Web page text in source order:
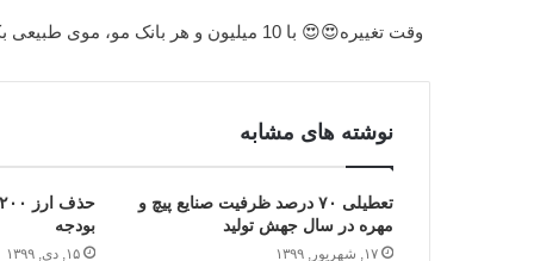
وقت تغییره😍😍 با 10 میلیون و هر بانک مو، موی طبیعی بکار
نوشته های مشابه
تعطیلی ۷۰ درصد ظرفیت صنایع پیچ و
مهره در سال جهش تولید
۱۷, شهریور, ۱۳۹۹
بودجه
۱۵, دی, ۱۳۹۹